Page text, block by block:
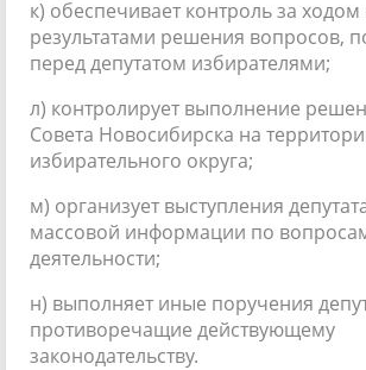
к) обеспечивает контроль за ходом
результатами решения вопросов,
перед депутатом избирателями;
л) контролирует выполнение
Совета Новосибирска на
избирательного округа;
м) организует выступления
массовой информации по
деятельности;
н) выполняет иные поручения
противоречащие действующему
законодательству.